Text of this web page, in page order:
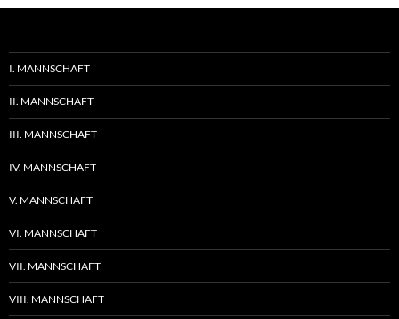
I. MANNSCHAFT
II. MANNSCHAFT
III. MANNSCHAFT
IV. MANNSCHAFT
V. MANNSCHAFT
VI. MANNSCHAFT
VII. MANNSCHAFT
VIII. MANNSCHAFT